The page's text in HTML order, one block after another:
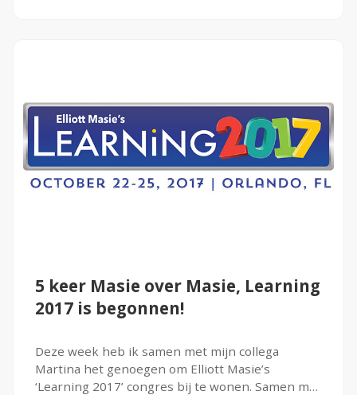
LMS Test
Maak zelf E-Learning Test
Vacatures
Partners
Open Source Projecten
Contact
5 keer Masie over Masie, Learning
2017 is begonnen!
Deze week heb ik samen met mijn collega
Martina het genoegen om Elliott Masie’s
‘Learning 2017’ congres bij te wonen. Samen met